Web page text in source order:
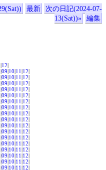
最新
次の日記(2024-07-
13(Sat))»
編集
|12|
|09|10|11|12|
|09|10|11|12|
|09|10|11|12|
|09|10|11|12|
|09|10|11|12|
|09|10|11|12|
|09|10|11|12|
|09|10|11|12|
|09|10|11|12|
|09|10|11|12|
|09|10|11|12|
|09|10|11|12|
|09|10|11|12|
|09|10|11|12|
|09|10|11|12|
|09|10|11|12|
|09|10|11|12|